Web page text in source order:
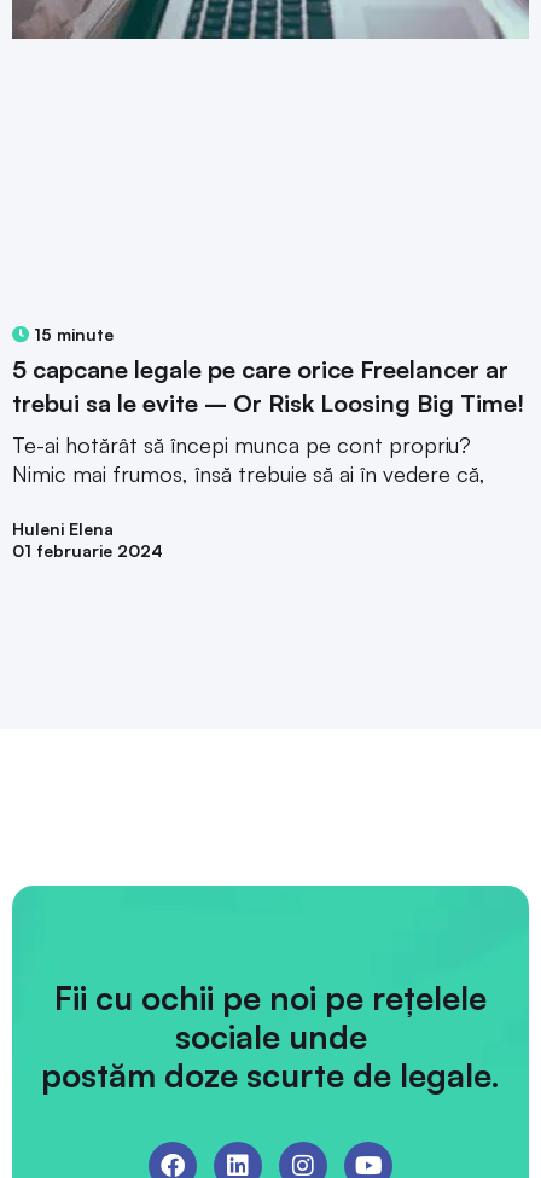
15 minute
5 capcane legale pe care orice Freelancer ar
trebui sa le evite – Or Risk Loosing Big Time!
Te-ai hotărât să începi munca pe cont propriu?
Nimic mai frumos, însă trebuie să ai în vedere că,
Huleni Elena
01 februarie 2024
Fii cu ochii pe noi pe rețelele
sociale unde
postăm doze scurte de legale.